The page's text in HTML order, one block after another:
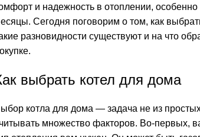
и надежность в отоплении,
Сегодня поговорим о том, как
разновидности существуют и на что
выбрать котел для дома
котла для дома — задача не из
множество факторов. Во-первых,